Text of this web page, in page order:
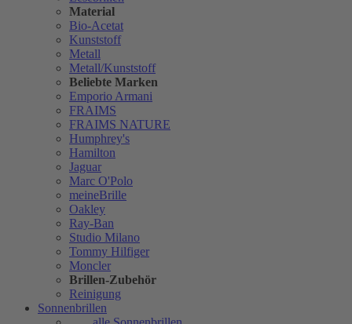
Material
Bio-Acetat
Kunststoff
Metall
Metall/Kunststoff
Beliebte Marken
Emporio Armani
FRAIMS
FRAIMS NATURE
Humphrey's
Hamilton
Jaguar
Marc O'Polo
meineBrille
Oakley
Ray-Ban
Studio Milano
Tommy Hilfiger
Moncler
Brillen-Zubehör
Reinigung
Sonnenbrillen